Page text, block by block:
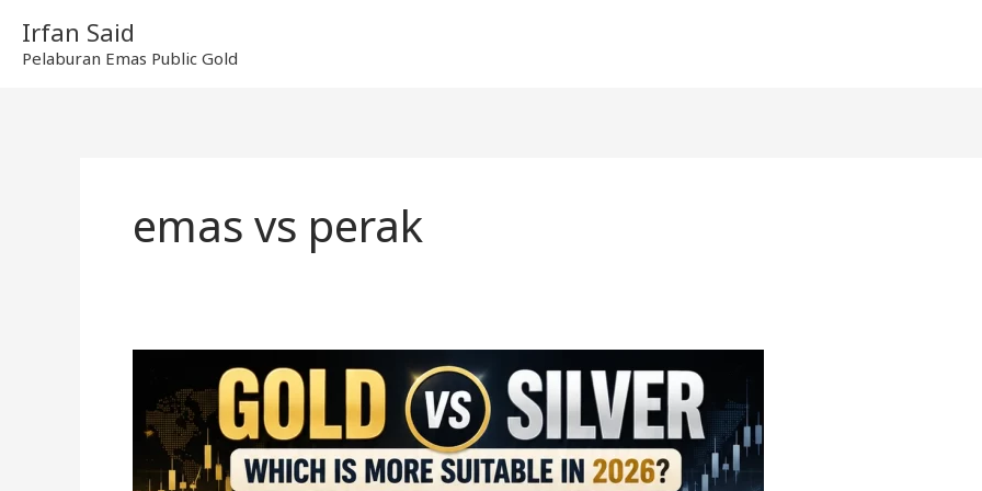
content
Irfan Said
Pelaburan Emas Public Gold
emas vs perak
Perak,
Mana
Lebih